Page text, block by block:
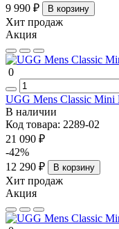
9 990 ₽
В корзину
Хит продаж
Акция
0
UGG Mens Classic Mini
В наличии
Код товара: 2289-02
21 090 ₽
-42%
12 290 ₽
В корзину
Хит продаж
Акция